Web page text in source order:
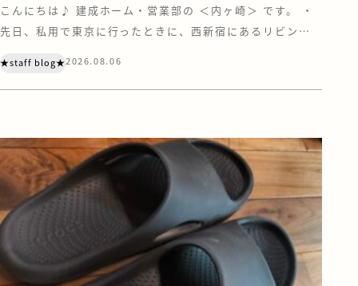
こんにちは♪ 建成ホーム・営業部の ＜内ヶ崎＞ です。 ・
先日、私用で東京に行ったときに、西新宿にあるリビング
は、家具やキッチン、住宅設備などのショールーム・ショッ
プが集う、住まいとインテリアの情報センターです。 注文
★staff blog★2026.08.06